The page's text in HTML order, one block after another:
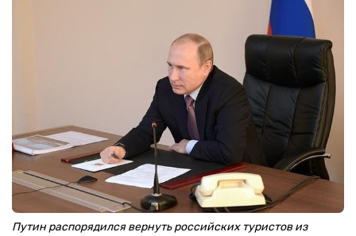
Путин распорядился вернуть российских туристов из